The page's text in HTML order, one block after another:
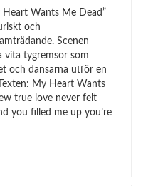
Heart Wants Me Dead”
och
Scenen
vita tygremsor som
och dansarna utför en
My Heart Wants
true love never felt
you filled me up you’re